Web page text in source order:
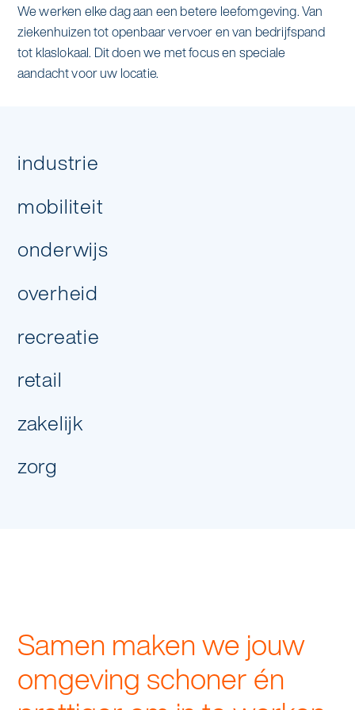
Hoeveel dagen per week heb je
schoonmaak nodig?
volgende stap
We werken elke dag aan een betere leefomgeving. Van
ziekenhuizen tot openbaar vervoer en van bedrijfspand
tot klaslokaal. Dit doen we met focus en speciale
aandacht voor uw locatie.
industrie
mobiliteit
onderwijs
overheid
recreatie
retail
zakelijk
zorg
Samen maken we jouw
omgeving schoner én